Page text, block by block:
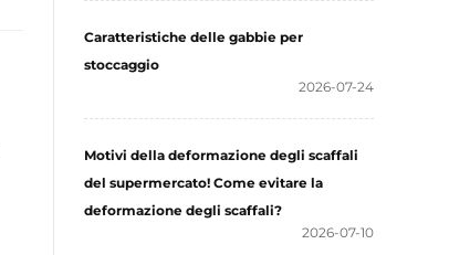
Caratteristiche delle gabbie per
stoccaggio
2026-07-24
Motivi della deformazione degli scaffali
del supermercato! Come evitare la
deformazione degli scaffali?
2026-07-10